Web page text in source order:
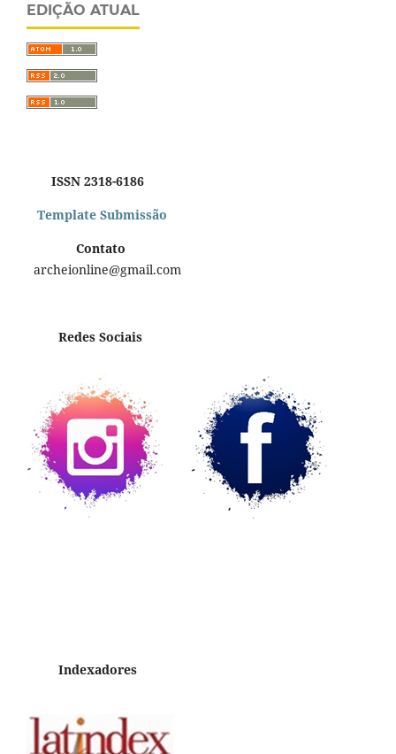
EDIÇÃO ATUAL
ISSN 2318-6186
Template Submissão
Contato
archeionline@gmail.com
Redes Sociais
Indexadores